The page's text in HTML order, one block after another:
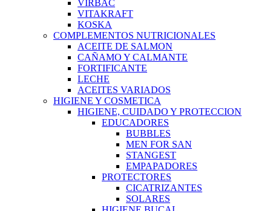
VIRBAC
VITAKRAFT
KOSKA
COMPLEMENTOS NUTRICIONALES
ACEITE DE SALMON
CAÑAMO Y CALMANTE
FORTIFICANTE
LECHE
ACEITES VARIADOS
HIGIENE Y COSMETICA
HIGIENE, CUIDADO Y PROTECCION
EDUCADORES
BUBBLES
MEN FOR SAN
STANGEST
EMPAPADORES
PROTECTORES
CICATRIZANTES
SOLARES